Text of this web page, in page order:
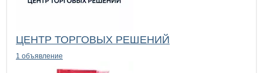
ЦЕНТР ТОРГОВЫХ РЕШЕНИЙ
1 объявление